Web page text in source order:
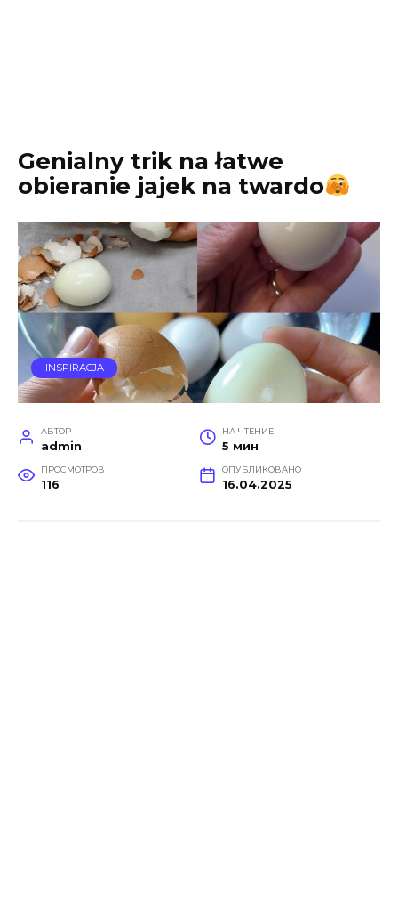
Genialny trik na łatwe
obieranie jajek na twardo
INSPIRACJA
АВТОР
admin
НА ЧТЕНИЕ
5 мин
ПРОСМОТРОВ
116
ОПУБЛИКОВАНО
16.04.2025